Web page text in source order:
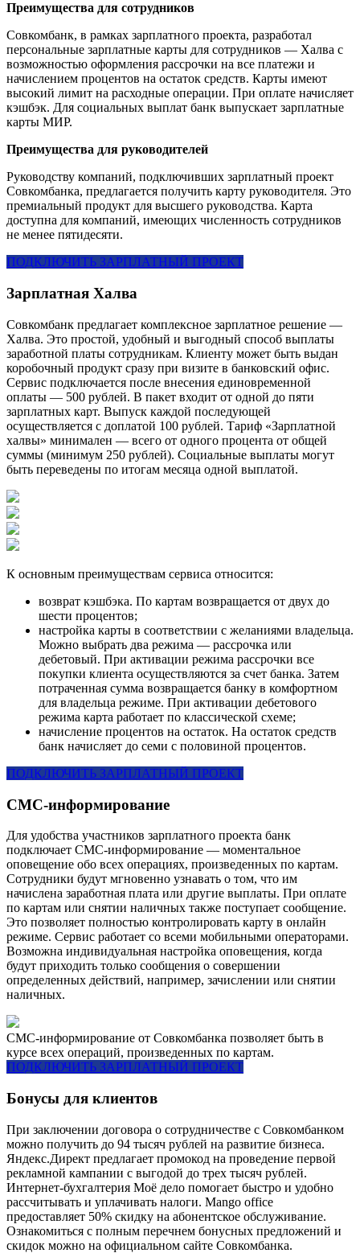
Преимущества для сотрудников
Совкомбанк, в рамках зарплатного проекта, разработал
персональные зарплатные карты для сотрудников — Халва с
возможностью оформления рассрочки на все платежи и
начислением процентов на остаток средств. Карты имеют
высокий лимит на расходные операции. При оплате начисляет
кэшбэк. Для социальных выплат банк выпускает зарплатные
карты МИР.
Преимущества для руководителей
Руководству компаний, подключивших зарплатный проект
Совкомбанка, предлагается получить карту руководителя. Это
премиальный продукт для высшего руководства. Карта
доступна для компаний, имеющих численность сотрудников
не менее пятидесяти.
ПОДКЛЮЧИТЬ ЗАРПЛАТНЫЙ ПРОЕКТ
Зарплатная Халва
Совкомбанк предлагает комплексное зарплатное решение —
Халва. Это простой, удобный и выгодный способ выплаты
заработной платы сотрудникам. Клиенту может быть выдан
коробочный продукт сразу при визите в банковский офис.
Сервис подключается после внесения единовременной
оплаты — 500 рублей. В пакет входит от одной до пяти
зарплатных карт. Выпуск каждой последующей
осуществляется с доплатой 100 рублей. Тариф «Зарплатной
халвы» минимален — всего от одного процента от общей
суммы (минимум 250 рублей). Социальные выплаты могут
быть переведены по итогам месяца одной выплатой.
К основным преимуществам сервиса относится:
возврат кэшбэка. По картам возвращается от двух до
шести процентов;
настройка карты в соответствии с желаниями владельца.
Можно выбрать два режима — рассрочка или
дебетовый. При активации режима рассрочки все
покупки клиента осуществляются за счет банка. Затем
потраченная сумма возвращается банку в комфортном
для владельца режиме. При активации дебетового
режима карта работает по классической схеме;
начисление процентов на остаток. На остаток средств
банк начисляет до семи с половиной процентов.
ПОДКЛЮЧИТЬ ЗАРПЛАТНЫЙ ПРОЕКТ
СМС-информирование
Для удобства участников зарплатного проекта банк
подключает СМС-информирование — моментальное
оповещение обо всех операциях, произведенных по картам.
Сотрудники будут мгновенно узнавать о том, что им
начислена заработная плата или другие выплаты. При оплате
по картам или снятии наличных также поступает сообщение.
Это позволяет полностью контролировать карту в онлайн
режиме. Сервис работает со всеми мобильными операторами.
Возможна индивидуальная настройка оповещения, когда
будут приходить только сообщения о совершении
определенных действий, например, зачислении или снятии
наличных.
СМС-информирование от Совкомбанка позволяет быть в
курсе всех операций, произведенных по картам.
ПОДКЛЮЧИТЬ ЗАРПЛАТНЫЙ ПРОЕКТ
Бонусы для клиентов
При заключении договора о сотрудничестве с Совкомбанком
можно получить до 94 тысяч рублей на развитие бизнеса.
Яндекс.Директ предлагает промокод на проведение первой
рекламной кампании с выгодой до трех тысяч рублей.
Интернет-бухгалтерия Моё дело помогает быстро и удобно
рассчитывать и уплачивать налоги. Mango office
предоставляет 50% скидку на абонентское обслуживание.
Ознакомиться с полным перечнем бонусных предложений и
скидок можно на официальном сайте Совкомбанка.